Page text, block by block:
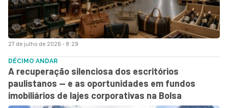
27 de julho de 2026 - 8:29
DÉCIMO ANDAR
A recuperação silenciosa dos escritórios
paulistanos — e as oportunidades em fundos
imobiliários de lajes corporativas na Bolsa